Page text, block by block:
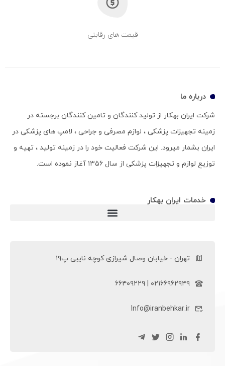
قیمت های رقابتی
درباره ما
شرکت ایران بهکار از تولید کنندگان و تامین کنندگان برجسته در
زمینه تجهیزات پزشکی ، لوازم مصرفی و جراحی ، لامپ های پزشکی در
ایران بشمار میرود. این شرکت فعالیت خود را در زمینه تولید ، تهیه و
توزیع لوازم و تجهیزات پزشکی از سال ۱۳۵۶ آغاز نموده است.
خدمات ایران بهکار
تهران - خیابان وصال شیرازی کوچه نایبی پ۱۹
۰۲۱۶۶۹۶۲۹۴۹ | ۶۶۴۰۹۲۲۹
Info@iranbehkar.ir